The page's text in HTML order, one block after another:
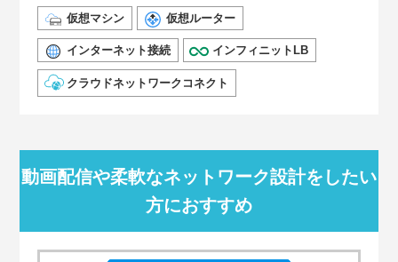
仮想マシン 仮想ルーター
インターネット接続 インフィニットLB
クラウドネットワークコネクト
動画配信や柔軟なネットワーク設計をしたい
方におすすめ